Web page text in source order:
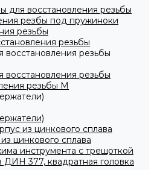
для восстановления резьбы
резбы под пружиноки
резьбы
резьбы
резьбы
резьбы
резьбы M
из цинкового сплава
цинкового сплава
инструмента с трещоткой
377, квадратная головка